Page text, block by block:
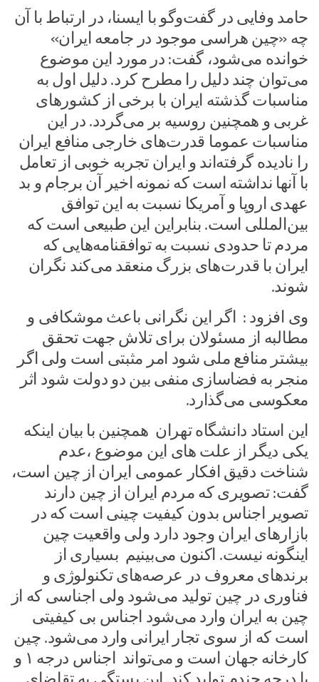
حامد وفایی در گفت‌وگو با ایسنا، در ارتباط با آن
چه «چین هراسی موجود در جامعه ایران»
خوانده می‌شود، گفت: در مورد این موضوع
می‌توان چند دلیل را مطرح کرد. دلیل اول به
مناسبات گذشته ایران با برخی از کشورهای
غربی و همچنین روسیه بر می‌گردد. در این
مناسبات عموما قدرت‌های خارجی منافع ایران
را نادیده گرفته‌اند و ایران تجربه خوبی از تعامل
با آنها نداشته است که نمونه اخیر آن برجام و بد
عهدی اروپا و آمریکا نسبت به این توافق
بین‌المللی است. بنابراین این طبیعی است که
مردم تا حدودی نسبت به توافقنامه‌هایی که
ایران با قدرت‌های بزرگ منعقد می‌کند نگران
شوند.
وی افزود : اگر این نگرانی باعث موشکافی و
مطالبه از مسئولان برای تلاش جهت تحقق
بیشتر منافع ملی شود امر مثبتی است ولی اگر
منجر به فضاسازی منفی بین دو دولت شود اثر
معکوسی می‌گذارد.
این استاد دانشگاه تهران همچنین با بیان اینکه
یکی دیگر از علت های این موضوع ،عدم
شناخت دقیق افکار عمومی ایران از چین است،
گفت: تصویری که مردم ایران از چین دارند
تصویر اجناس بدون کیفیت چینی است که در
بازارهای ایران وجود دارد ولی واقعیت چین
اینگونه نیست. اکنون می‌بینیم بسیاری از
برندهای معروف در عرصه‌های تکنولوژی و
فناوری در چین تولید می‌شود ولی اجناسی که از
چین به ایران وارد می‌شود اجناس بی کیفیتی
است که از سوی تجار ایرانی وارد می‌شود. چین
کارخانه جهان است و می‌تواند اجناس درجه ۱ و